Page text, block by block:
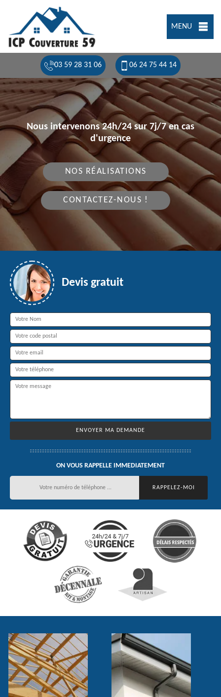
MENU
03 59 28 31 06 06 24 75 44 14
Nous intervenons 24h/24 sur 7j/7 en cas
d'urgence
NOS RÉALISATIONS
CONTACTEZ-NOUS !
Devis gratuit
ON VOUS RAPPELLE IMMEDIATEMENT